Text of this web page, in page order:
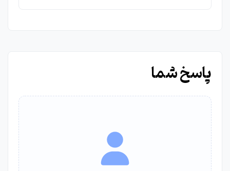
پاسخ شما